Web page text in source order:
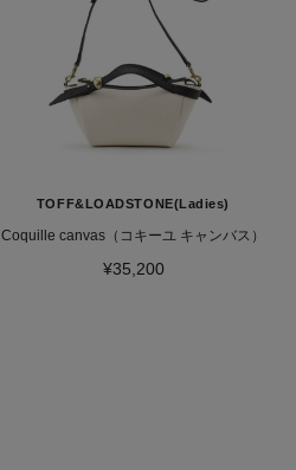
TOFF&LOADSTONE(Ladies)
Coquille canvas（コキーユ キャンバス）
¥35,200